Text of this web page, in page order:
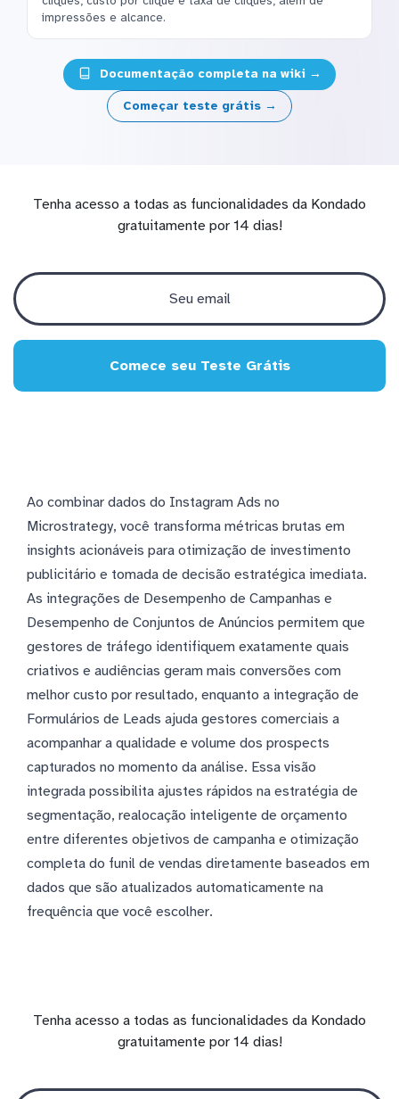
impressões e alcance.
Documentação completa na wiki →
Começar teste grátis →
Tenha acesso a todas as funcionalidades da Kondado
gratuitamente por 14 dias!
Comece seu Teste Grátis
Ao combinar dados do Instagram Ads no
Microstrategy, você transforma métricas brutas em
insights acionáveis para otimização de investimento
publicitário e tomada de decisão estratégica imediata.
As integrações de Desempenho de Campanhas e
Desempenho de Conjuntos de Anúncios permitem que
gestores de tráfego identifiquem exatamente quais
criativos e audiências geram mais conversões com
melhor custo por resultado, enquanto a integração de
Formulários de Leads ajuda gestores comerciais a
acompanhar a qualidade e volume dos prospects
capturados no momento da análise. Essa visão
integrada possibilita ajustes rápidos na estratégia de
segmentação, realocação inteligente de orçamento
entre diferentes objetivos de campanha e otimização
completa do funil de vendas diretamente baseados em
dados que são atualizados automaticamente na
frequência que você escolher.
Tenha acesso a todas as funcionalidades da Kondado
gratuitamente por 14 dias!